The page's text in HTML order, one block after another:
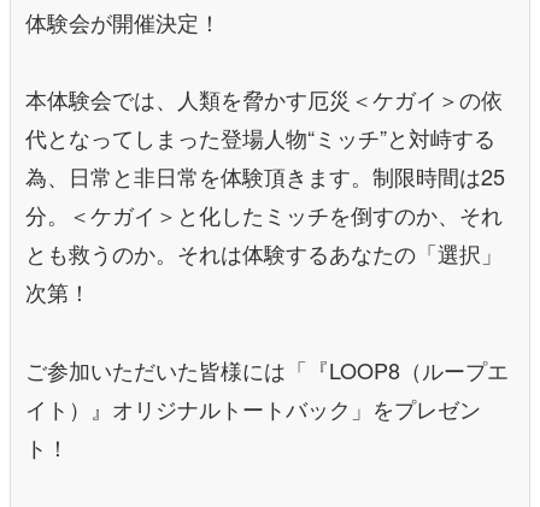
体験会が開催決定！
本体験会では、人類を脅かす厄災＜ケガイ＞の依
代となってしまった登場人物“ミッチ”と対峙する
為、日常と非日常を体験頂きます。制限時間は25
分。＜ケガイ＞と化したミッチを倒すのか、それ
とも救うのか。それは体験するあなたの「選択」
次第！
ご参加いただいた皆様には「『LOOP8（ループエ
イト）』オリジナルトートバック」をプレゼン
ト！